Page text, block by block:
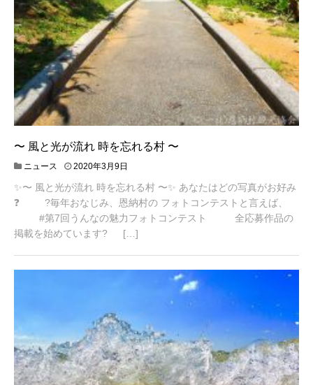
〜 風と光が流れ 時を忘れる村 〜
ニュース 2020年3月9日
2
0
年
3
月
日
✨〜 風と光が流れ 時を忘れる村 〜✨ あなたはどの写真がお好み
❓ ?毎年おなじみ、恩納村の フォトコンテストと言えば、
#第7回うんなの魅力フォトコンテスト 全応募作品の
掲載を始めています? […]